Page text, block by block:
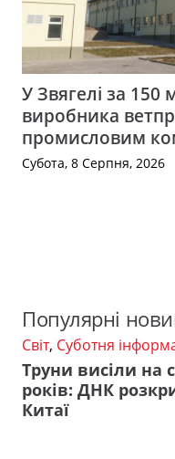
У Звягелі за
виробника
промисловим
Субота, 8 Серпня, 2026
Популярні
Світ, Суботня
Труни висіли на
років: ДНК
Китаї